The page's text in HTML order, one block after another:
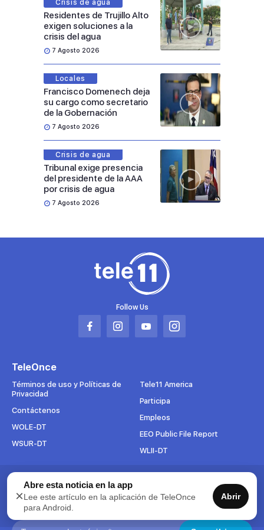
Crisis de agua
Residentes de Trujillo Alto
exigen soluciones a la
crisis del agua
7 Agosto 2026
Locales
Francisco Domenech deja
su cargo como secretario
de la Gobernación
7 Agosto 2026
Crisis de agua
Tribunal exige presencia
del presidente de la AAA
por crisis de agua
7 Agosto 2026
Follow Us
Abrir
pestaña
Abrir
pestaña
Abrir
pestaña
Abrir
pestaña
TeleOnce
Términos de uso y Políticas de
Privacidad
Contáctenos
WOLE-DT
WSUR-DT
Tele11 America
Participa
Empleos
EEO Public File Report
WLII-DT
Suscríbete al boletín
Para mantenerse al tanto de todo lo que pasa en TeleOnce,
suscríbase ahora a nuestros boletines.
Search:
×
Abre esta noticia en la app
Lee este artículo en la aplicación de TeleOnce
para Android.
Abrir